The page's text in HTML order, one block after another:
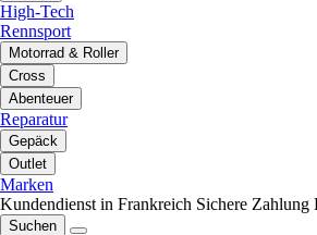
High-Tech
Rennsport
Motorrad & Roller
Cross
Abenteuer
Reparatur
Gepäck
Outlet
Marken
Kundendienst in Frankreich Sichere Zahlung
Suchen